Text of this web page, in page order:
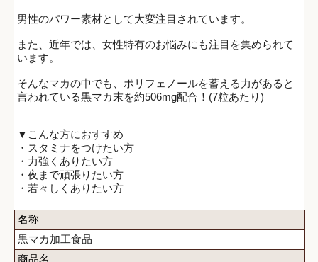
男性のパワー素材として大変注目されています。
また、近年では、女性特有のお悩みにも注目を集められて
います。
そんなマカの中でも、ポリフェノールを蓄える力があると
言われている黒マカ末を約506mg配合！(7粒あたり)
▼こんな方におすすめ
・スタミナをつけたい方
・力強くありたい方
・夜まで頑張りたい方
・若々しくありたい方
名称
黒マカ加工食品
商品名